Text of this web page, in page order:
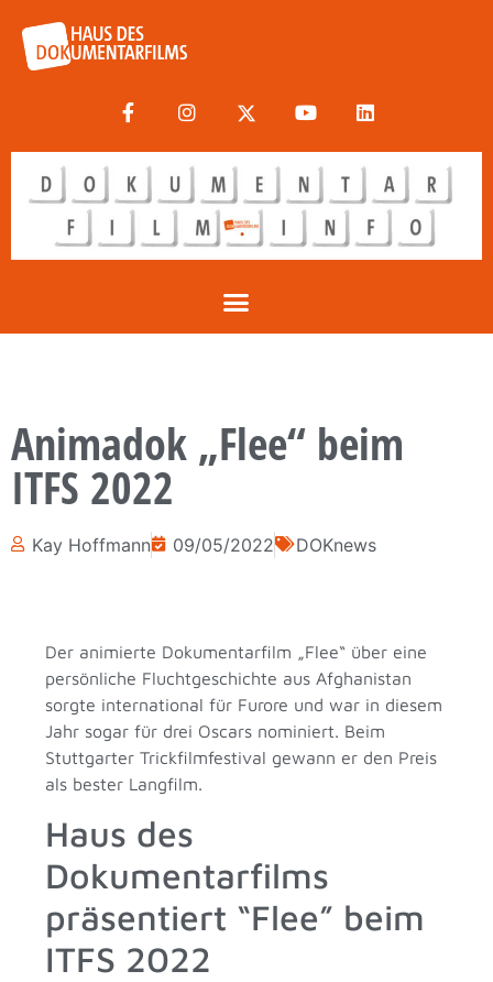
Animadok „Flee“ beim
ITFS 2022
Kay Hoffmann 09/05/2022 DOKnews
Der animierte Dokumentarfilm „Flee“ über eine
persönliche Fluchtgeschichte aus Afghanistan
sorgte international für Furore und war in diesem
Jahr sogar für drei Oscars nominiert. Beim
Stuttgarter Trickfilmfestival gewann er den Preis
als bester Langfilm.
Haus des
Dokumentarfilms
präsentiert “Flee” beim
ITFS 2022